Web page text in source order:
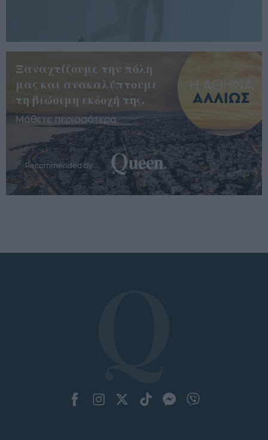
Ξαναχτίζουμε την πόλη
μας και ανακαλύπτουμε
τη βιώσιμη εκδοχή της.
Μάθετε περισσότερα
Recommended by